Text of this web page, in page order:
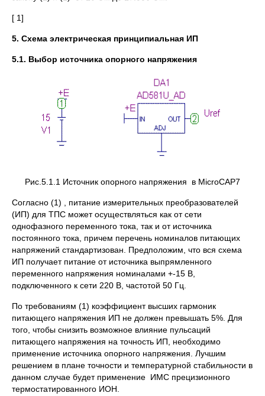
[ 1]
5. Схема электрическая принципиальная ИП
5.1. Выбор источника опорного напряжения
Рис.5.1.1 Источник опорного напряжения в MicroCAP7
Согласно (1) , питание измерительных преобразователей
(ИП) для ТПС может осуществляться как от сети
однофазного переменного тока, так и от источника
постоянного тока, причем перечень номиналов питающих
напряжений стандартизован. Предположим, что вся схема
ИП получает питание от источника выпрямленного
переменного напряжения номиналами +-15 В,
подключенного к сети 220 В, частотой 50 Гц.
По требованиям (1) коэффициент высших гармоник
питающего напряжения ИП не должен превышать 5%. Для
того, чтобы снизить возможное влияние пульсаций
питающего напряжения на точность ИП, необходимо
применение источника опорного напряжения. Лучшим
решением в плане точности и температурной стабильности в
данном случае будет применение ИМС прецизионного
термостатированного ИОН.